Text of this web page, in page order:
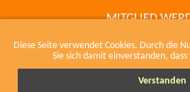
Diese Seite verwendet Cookies. Durch die
Sie sich damit einverstanden,
Verstanden
MITGLIED
KONTAKT
IMPRESSUM, KODEX UND